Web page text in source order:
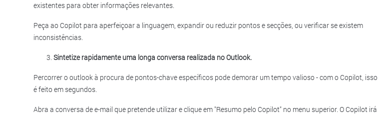
existentes para obter informações relevantes.
Peça ao Copilot para aperfeiçoar a linguagem, expandir ou reduzir pontos e secções, ou verificar se existem
inconsistências.
Sintetize rapidamente uma longa conversa realizada no Outlook.
Percorrer o outlook à procura de pontos-chave específicos pode demorar um tempo valioso - com o Copilot, isso
é feito em segundos.
Abra a conversa de e-mail que pretende utilizar e clique em "Resumo pelo Copilot" no menu superior. O Copilot irá